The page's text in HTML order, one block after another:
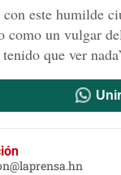
con este humilde
como un vulgar
que ver